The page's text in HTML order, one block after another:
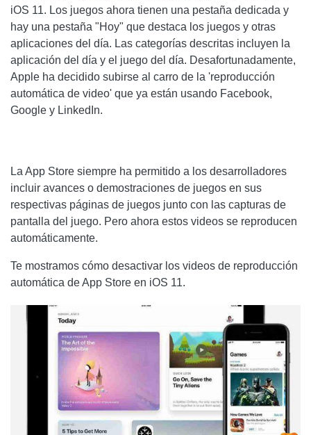
iOS 11. Los juegos ahora tienen una pestaña dedicada y
hay una pestaña "Hoy" que destaca los juegos y otras
aplicaciones del día. Las categorías descritas incluyen la
aplicación del día y el juego del día. Desafortunadamente,
Apple ha decidido subirse al carro de la 'reproducción
automática de video' que ya están usando Facebook,
Google y LinkedIn.
La App Store siempre ha permitido a los desarrolladores
incluir avances o demostraciones de juegos en sus
respectivas páginas de juegos junto con las capturas de
pantalla del juego. Pero ahora estos videos se reproducen
automáticamente.
Te mostramos cómo desactivar los videos de reproducción
automática de App Store en iOS 11.